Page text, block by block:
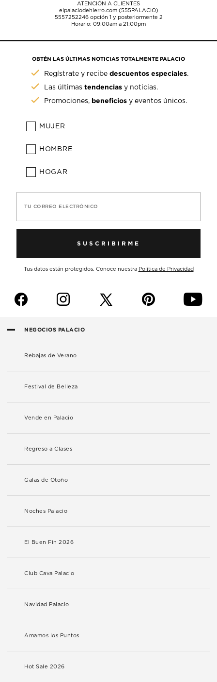
ATENCIÓN A CLIENTES
elpalaciodehierro.com (555PALACIO)
5557252246opción 1 y posteriormente 2
Horario: 09:00am a 21:00pm
OBTÉN LAS ÚLTIMAS NOTICIAS TOTALMENTE PALACIO
Regístrate y recibedescuentos especiales.
Las últimastendencias y noticias.
Promociones, beneficios y eventos únicos.
MUJER
HOMBRE
HOGAR
TU CORREO ELECTRÓNICO
SUSCRIBIRME
Tus datos están protegidos. Conoce nuestra Política de Privacidad
f i p y
NEGOCIOS PALACIO
Rebajas de Verano
Festival de Belleza
Vende en Palacio
Regreso a Clases
Galas de Otoño
Noches Palacio
El Buen Fin 2026
Club Cava Palacio
Navidad Palacio
Amamos los Puntos
Hot Sale 2026